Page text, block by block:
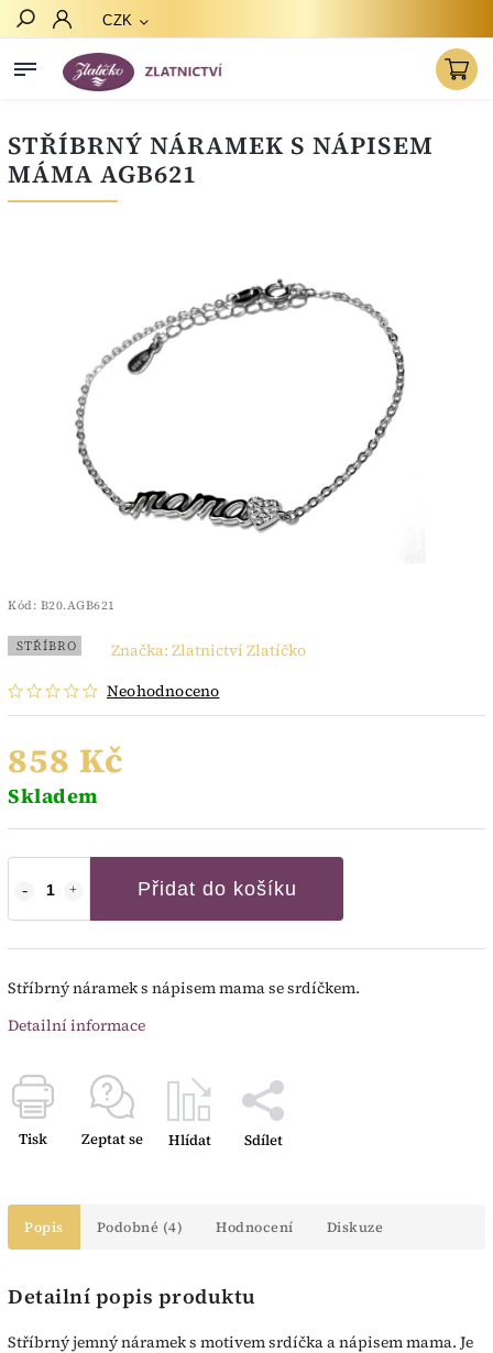
CZK
STŘÍBRNÝ NÁRAMEK S NÁPISEM
MÁMA AGB621
Kód: B20.AGB621
STŘÍBRO
Neohodnoceno
Značka: Zlatnictví Zlatíčko
858 Kč
Skladem
Přidat do košíku
Stříbrný náramek s nápisem mama se srdíčkem.
Detailní informace
Tisk Zeptat se Hlídat Sdílet
Popis Podobné (4) Hodnocení Diskuze
Detailní popis produktu
Stříbrný jemný náramek s motivem srdíčka a nápisem mama. Je